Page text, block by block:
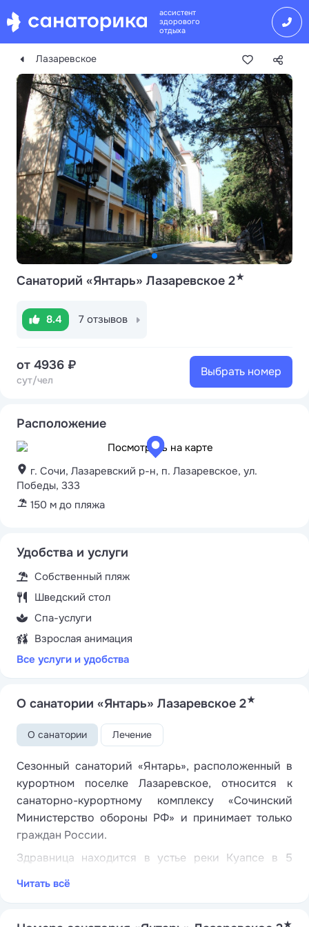
ассистент
здорового
отдыха
Лазаревское
Санаторий «Янтарь» Лазаревское 2★
Расположение
г. Сочи, Лазаревский р-н, п. Лазаревское, ул.
Победы, 333
150 м до пляжа
8.4 7 отзывов
от 4936 ₽
сут/чел
Выбрать номер
Удобства и услуги
Собственный пляж
Шведский стол
Спа-услуги
Взрослая анимация
Все услуги и удобства
О санатории «Янтарь» Лазаревское 2★
О санатории Лечение
Сезонный санаторий «Янтарь», расположенный в
курортном поселке Лазаревское, относится к
санаторно-курортному комплексу «Сочинский
Министерство обороны РФ» и принимает только
граждан России.
Здравница находится в устье реки Куапсе в 5
Читать всё
★